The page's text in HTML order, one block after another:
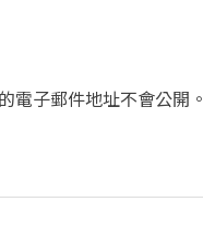
電子郵件地址不會公開。